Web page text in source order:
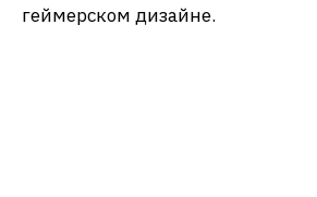
геймерском дизайне.